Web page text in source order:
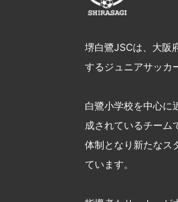
堺白鷺JSCは、大阪
するジュニアサッカ
白鷺小学校を中心に
成されているチーム
体制となり新たなス
ています。